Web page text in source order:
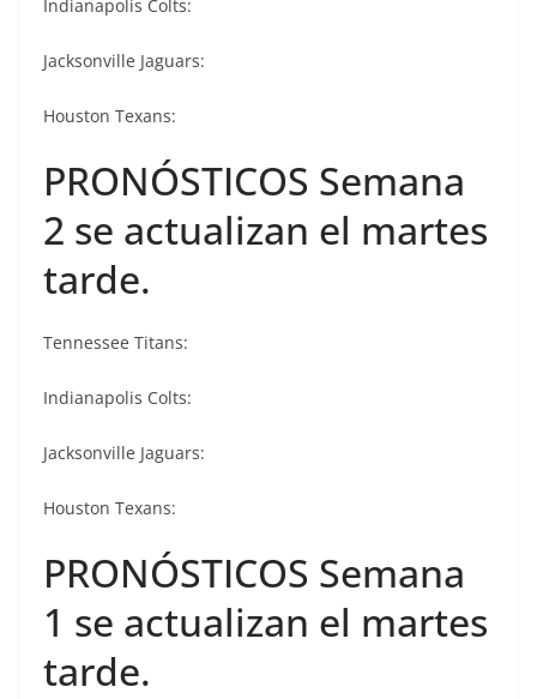
Indianapolis Colts:
Jacksonville Jaguars:
Houston Texans:
PRONÓSTICOS Semana
2 se actualizan el martes
tarde.
Tennessee Titans:
Indianapolis Colts:
Jacksonville Jaguars:
Houston Texans:
PRONÓSTICOS Semana
1 se actualizan el martes
tarde.